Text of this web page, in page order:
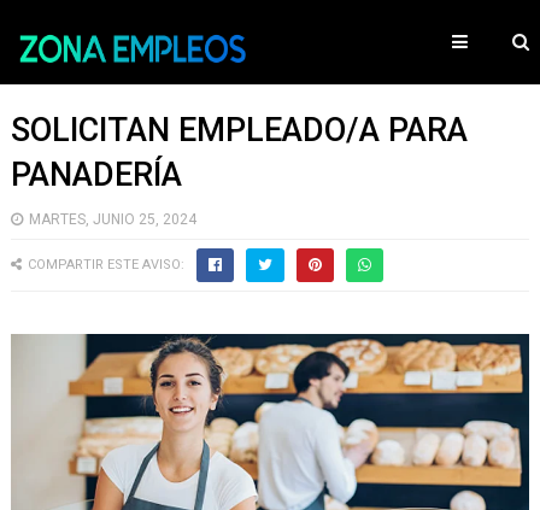
SOLICITAN EMPLEADO/A PARA
PANADERÍA
MARTES, JUNIO 25, 2024
COMPARTIR ESTE AVISO: